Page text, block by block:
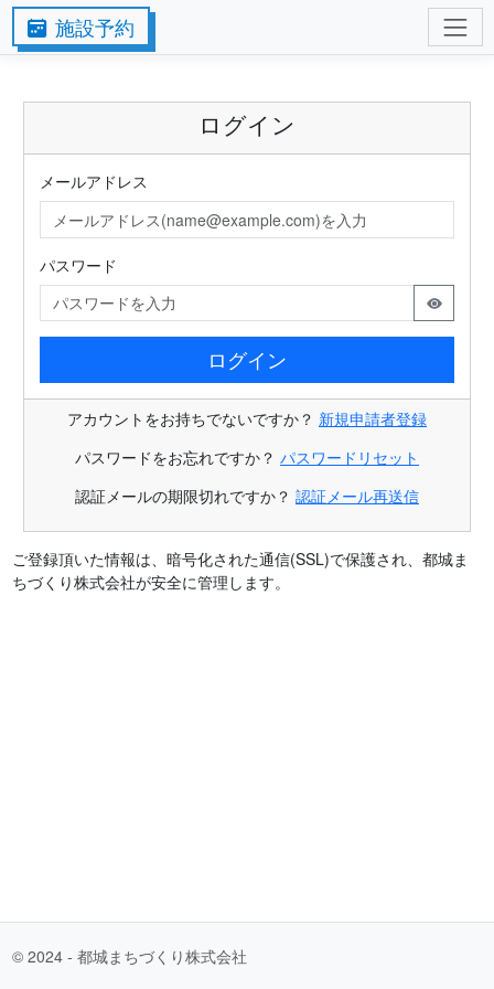
施設予約
ログイン
メールアドレス
パスワード
ログイン
アカウントをお持ちでないですか？ 新規申請者登録
パスワードをお忘れですか？ パスワードリセット
認証メールの期限切れですか？ 認証メール再送信
ご登録頂いた情報は、暗号化された通信(SSL)で保護され、都城ま
ちづくり株式会社が安全に管理します。
© 2024 - 都城まちづくり株式会社